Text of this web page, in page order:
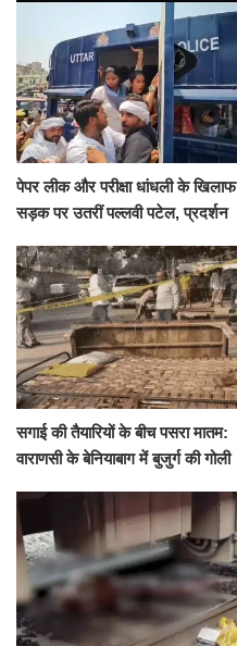
पेपर लीक और परीक्षा धांधली के खिलाफ
सड़क पर उतरीं पल्लवी पटेल, प्रदर्शन
सगाई की तैयारियों के बीच पसरा मातम:
वाराणसी के बेनियाबाग में बुजुर्ग की गोली